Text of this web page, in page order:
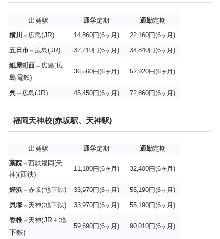
出発駅 通学定期 通勤定期
横川 ⇔広島(JR) 14,860円(6ヶ月) 22,160円(6ヶ月)
五日市 ⇔広島(JR) 32,210円(6ヶ月) 34,840円(6ヶ月)
紙屋町西 ⇔広島(広
島電鉄)
36,560円(6ヶ月) 52,920円(6ヶ月)
呉 ⇔広島(JR) 45,450円(6ヶ月) 72,860円(6ヶ月)
福岡天神校(赤坂駅、天神駅)
出発駅 通学定期 通勤定期
薬院 ⇔西鉄福岡(天
神)(西鉄)
11,180円(6ヶ月) 32,400円(6ヶ月)
姪浜 ⇔赤坂(地下鉄) 33,970円(6ヶ月) 55,190円(6ヶ月)
貝塚 ⇔天神(地下鉄) 33,970円(6ヶ月) 55,190円(6ヶ月)
香椎 ⇔天神(JR＋地
下鉄)
59,690円(6ヶ月) 90,010円(6ヶ月)